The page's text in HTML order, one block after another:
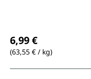
6,99 €
(63,55 € / kg)